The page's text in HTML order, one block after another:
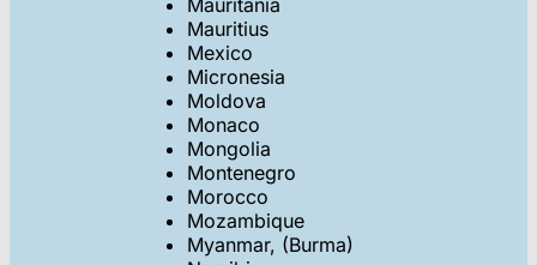
Mauritania
Mauritius
Mexico
Micronesia
Moldova
Monaco
Mongolia
Montenegro
Morocco
Mozambique
Myanmar, (Burma)